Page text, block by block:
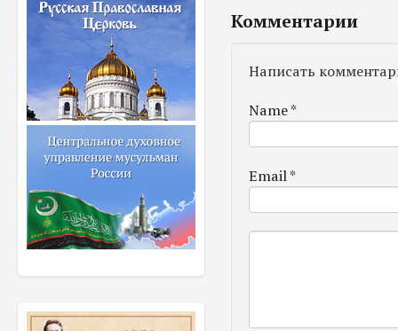
Комментарии
Написать
Name*
Email*